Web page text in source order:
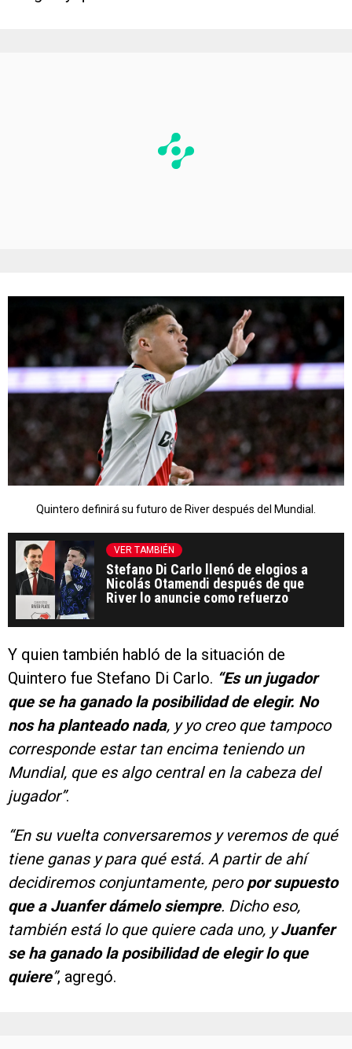
Quintero definirá su futuro de River después del Mundial.
VER TAMBIÉN
Stefano Di Carlo llenó de elogios a
Nicolás Otamendi después de que
River lo anuncie como refuerzo
Y quien también habló de la situación de
Quintero fue Stefano Di Carlo. “Es un jugador
que se ha ganado la posibilidad de elegir. No
nos ha planteado nada, y yo creo que tampoco
corresponde estar tan encima teniendo un
Mundial, que es algo central en la cabeza del
jugador”.
“En su vuelta conversaremos y veremos de qué
tiene ganas y para qué está. A partir de ahí
decidiremos conjuntamente, pero por supuesto
que a Juanfer dámelo siempre. Dicho eso,
también está lo que quiere cada uno, yJuanfer
se ha ganado la posibilidad de elegir lo que
quiere”, agregó.